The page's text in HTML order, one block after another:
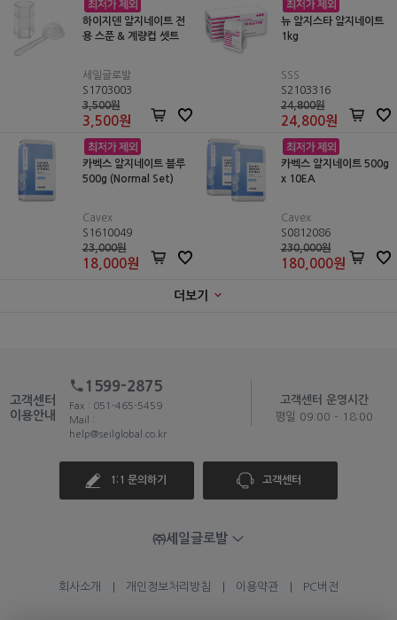
하이지덴 알지네이트 전
용 스푼 & 계량컵 셋트
세일글로발
S1703003
3,500원
3,500원
뉴 알지스타 알지네이트
1kg
SSS
S2103316
24,800원
24,800원
카벡스 알지네이트 블루
500g (Normal Set)
Cavex
S1610049
23,000원
18,000원
카벡스 알지네이트 500g
x 10EA
Cavex
S0812086
230,000원
180,000원
더보기
고객센터
이용안내
1599-2875
Fax : 051-465-5459
Mail :
help@seilglobal.co.kr
고객센터 운영시간
평일 09:00 - 18:00
1:1 문의하기 고객센터
㈜세일글로발
회사소개 개인정보처리방침 이용약관 PC버전